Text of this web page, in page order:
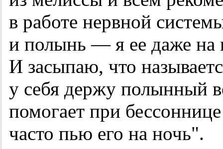
в работе нервной
и полынь — я ее даже на
И засыпаю, что
у себя держу полынный
помогает при
часто пью его на ночь".